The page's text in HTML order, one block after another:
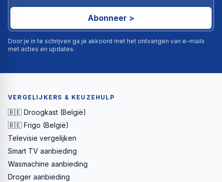
Abonneer >
Door je in te schrijven ga je akkoord met het ontvangen van e-mails
met acties en updates.
VERGELIJKERS & KEUZEHULP
🇧🇪 Droogkast (België)
🇧🇪 Frigo (België)
Televisie vergelijken
Smart TV aanbieding
Wasmachine aanbieding
Droger aanbieding